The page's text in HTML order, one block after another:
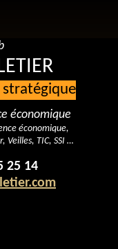
économique
économique,
Veilles, TIC, SSI …
25 14